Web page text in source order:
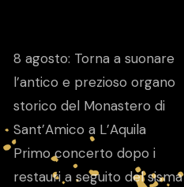
8 agosto: Torna a suonare
l’antico e prezioso organo
storico del Monastero di
Sant’Amico a L’Aquila
Primo concerto dopo i
restauri a seguito del sisma